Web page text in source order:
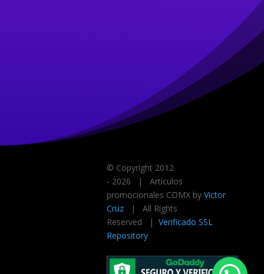
© Copyright 2012
- 2026 | Artículos
promocionales CDMX by Victor
Cruz| All Rights
Reserved | Verificado SSL
Repository